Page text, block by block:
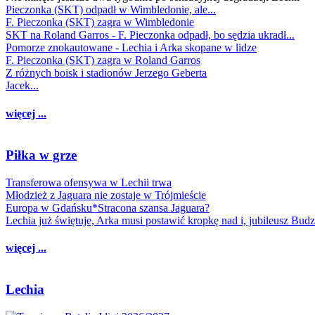
Pieczonka (SKT) odpadł w Wimbledonie, ale...
F. Pieczonka (SKT) zagra w Wimbledonie
SKT na Roland Garros - F. Pieczonka odpadł, bo sędzia ukradł...
Pomorze znokautowane - Lechia i Arka skopane w lidze
F. Pieczonka (SKT) zagra w Roland Garros
Z różnych boisk i stadionów Jerzego Geberta
Jacek...
więcej ...
Piłka w grze
Transferowa ofensywa w Lechii trwa
Młodzież z Jaguara nie zostaje w Trójmieście
Europa w Gdańsku*Stracona szansa Jaguara?
Lechia już świętuje, Arka musi postawić kropkę nad i, jubileusz
więcej ...
Lechia